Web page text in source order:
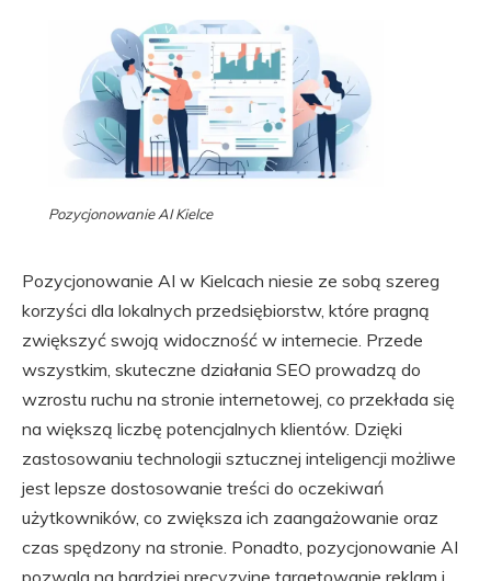
Pozycjonowanie AI Kielce
Pozycjonowanie AI w Kielcach niesie ze sobą szereg
korzyści dla lokalnych przedsiębiorstw, które pragną
zwiększyć swoją widoczność w internecie. Przede
wszystkim, skuteczne działania SEO prowadzą do
wzrostu ruchu na stronie internetowej, co przekłada się
na większą liczbę potencjalnych klientów. Dzięki
zastosowaniu technologii sztucznej inteligencji możliwe
jest lepsze dostosowanie treści do oczekiwań
użytkowników, co zwiększa ich zaangażowanie oraz
czas spędzony na stronie. Ponadto, pozycjonowanie AI
pozwala na bardziej precyzyjne targetowanie reklam i